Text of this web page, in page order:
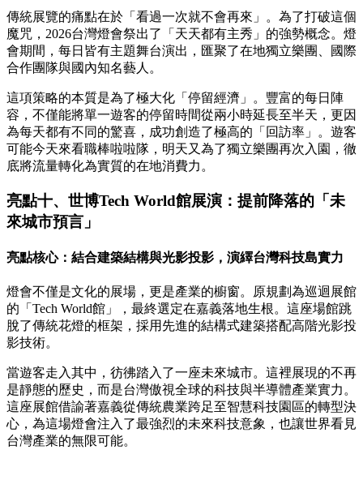
傳統展覽的痛點在於「看過一次就不會再來」。為了打破這個
魔咒，2026台灣燈會祭出了「天天都有主秀」的強勢概念。燈
會期間，每日皆有主題舞台演出，匯聚了在地獨立樂團、國際
合作團隊與國內知名藝人。
這項策略的本質是為了極大化「停留經濟」。豐富的每日陣
容，不僅能將單一遊客的停留時間從兩小時延長至半天，更因
為每天都有不同的驚喜，成功創造了極高的「回訪率」。遊客
可能今天來看職棒啦啦隊，明天又為了獨立樂團再次入園，徹
底將流量轉化為實質的在地消費力。
亮點十、世博Tech World館展演：提前降落的「未
來城市預言」
亮點核心：結合建築結構與光影投影，演繹台灣科技島實力
燈會不僅是文化的展場，更是產業的櫥窗。原規劃為巡迴展館
的「Tech World館」，最終選定在嘉義落地生根。這座場館跳
脫了傳統花燈的框架，採用先進的結構式建築搭配高階光影投
影技術。
當遊客走入其中，彷彿踏入了一座未來城市。這裡展現的不再
是靜態的歷史，而是台灣傲視全球的科技與半導體產業實力。
這座展館借諭著嘉義從傳統農業跨足至智慧科技園區的轉型決
心，為這場燈會注入了最強烈的未來科技意象，也讓世界看見
台灣產業的無限可能。